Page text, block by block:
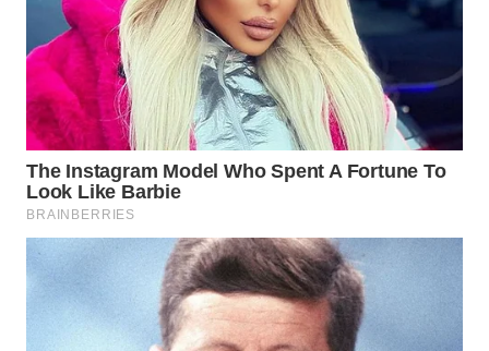
TANGERANG
WN
BINJAI
WN
CIREBON
INDRAMAYU